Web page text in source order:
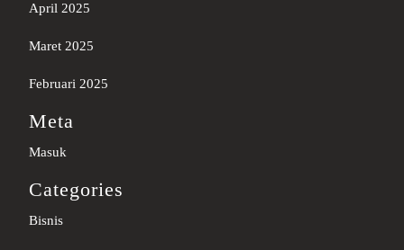
April 2025
Maret 2025
Februari 2025
Meta
Masuk
Categories
Bisnis